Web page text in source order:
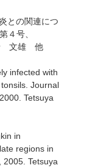
との関連につ
４号、
文雄 他
infected with
Journal
Tetsuya
in
regions in
Tetsuya